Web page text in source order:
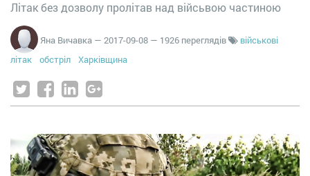
Літак без дозволу пролітав над війсьвою частиною
Яна Вичавка — 2017-09-08 — 1926 переглядів
військові
літак
обстріл Харківщина